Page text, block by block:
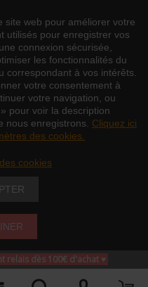
site web pour améliorer votre
utilisés pour enregistrer vos
connexion sécurisée,
les fonctionnalités du
correspondant à vos intérêts.
votre consentement à
votre navigation, ou
pour voir la description
nous enregistrons. Cliquez ici
des cookies.
cookies
relais dès 100€ d'achat ♥